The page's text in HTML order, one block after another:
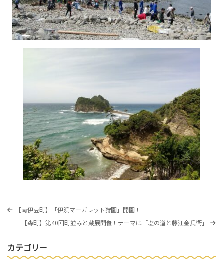
投
ビ
ゲ
過
【南伊豆町】「伊浜マーガレット狩園」開園！
次
稿
【森町】第40回町並みと蔵展開催！テーマは「塩の道と藤江金兵衛」
カテゴリー